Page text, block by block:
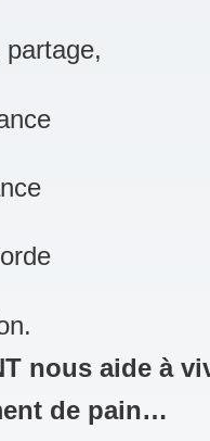
nous aide à
de pain…